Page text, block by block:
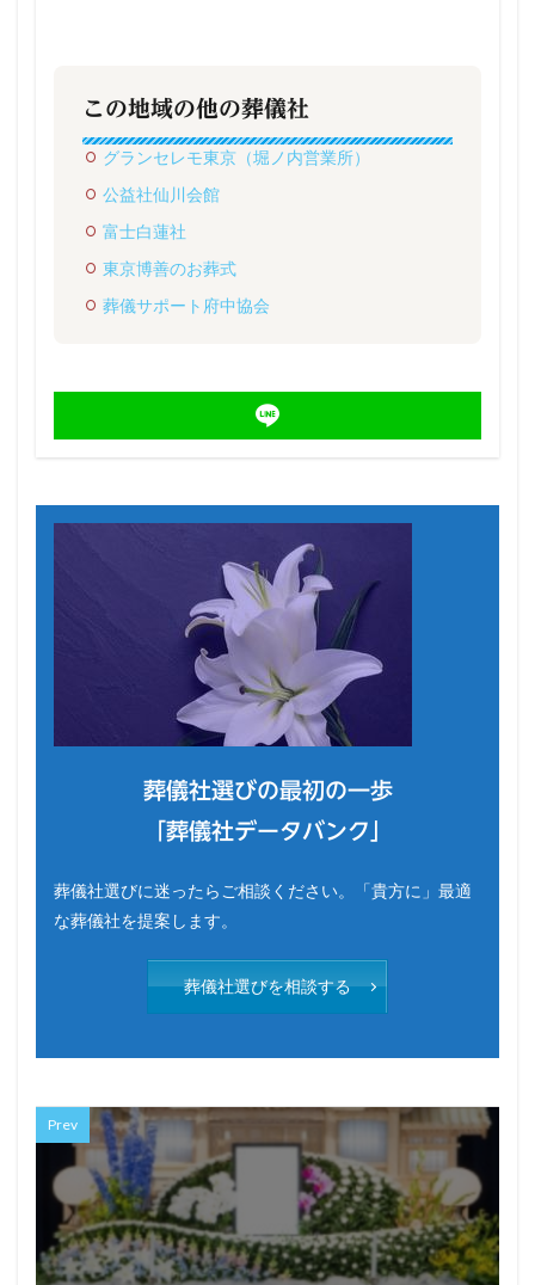
この地域の他の葬儀社
グランセレモ東京（堀ノ内営業所）
公益社仙川会館
富士白蓮社
東京博善のお葬式
葬儀サポート府中協会
葬儀社選びの最初の一歩
「葬儀社データバンク」
葬儀社選びに迷ったらご相談ください。「貴方に」最適
な葬儀社を提案します。
葬儀社選びを相談する
Prev